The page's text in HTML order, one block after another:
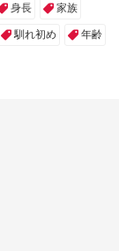
身長 家族
馴れ初め 年齢